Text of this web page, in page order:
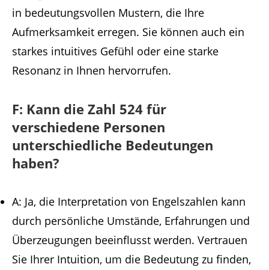
in bedeutungsvollen Mustern, die Ihre
Aufmerksamkeit erregen. Sie können auch ein
starkes intuitives Gefühl oder eine starke
Resonanz in Ihnen hervorrufen.
F: Kann die Zahl 524 für
verschiedene Personen
unterschiedliche Bedeutungen
haben?
A: Ja, die Interpretation von Engelszahlen kann
durch persönliche Umstände, Erfahrungen und
Überzeugungen beeinflusst werden. Vertrauen
Sie Ihrer Intuition, um die Bedeutung zu finden,